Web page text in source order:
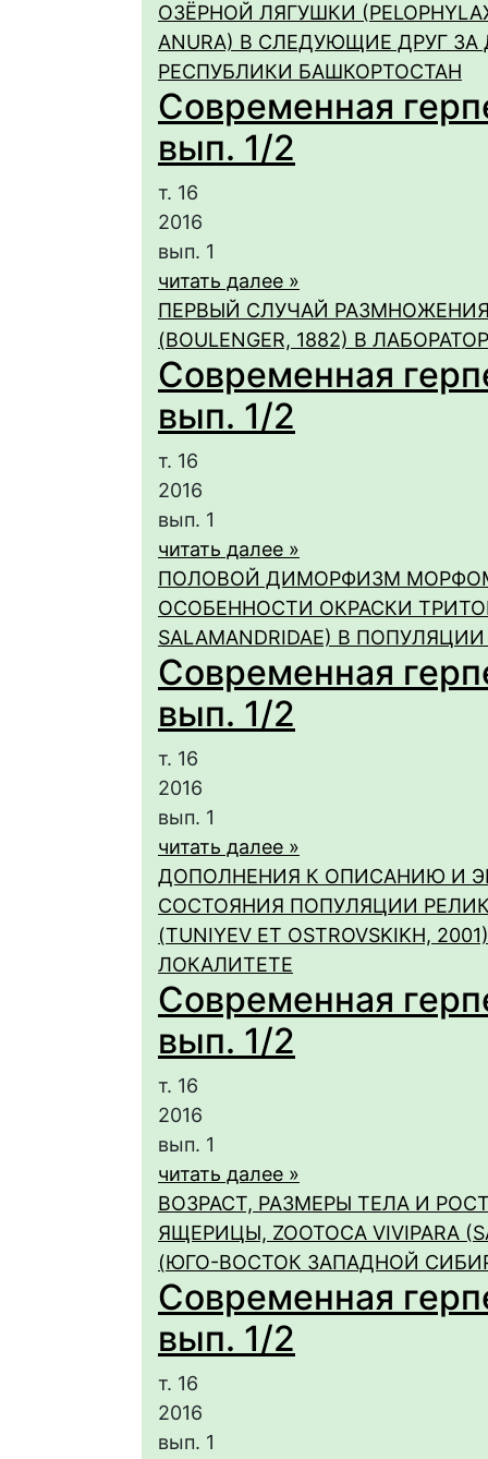
ОЗЁРНОЙ ЛЯГУШКИ (PELOPHYLAX
ANURA) В СЛЕДУЮЩИЕ ДРУГ
РЕСПУБЛИКИ БАШКОРТОСТАН
Современная
вып. 1/2
т. 16
2016
вып. 1
читать далее »
ПЕРВЫЙ СЛУЧАЙ РАЗМНОЖЕНИЯ
(BOULENGER, 1882) В
Современная
вып. 1/2
т. 16
2016
вып. 1
читать далее »
ПОЛОВОЙ ДИМОРФИЗМ
ОСОБЕННОСТИ ОКРАСКИ
SALAMANDRIDAE) В
Современная
вып. 1/2
т. 16
2016
вып. 1
читать далее »
ДОПОЛНЕНИЯ К ОПИСАНИЮ И
СОСТОЯНИЯ ПОПУЛЯЦИИ
(TUNIYEV ET OSTROVSKIKH,
ЛОКАЛИТЕТЕ
Современная
вып. 1/2
т. 16
2016
вып. 1
читать далее »
ВОЗРАСТ, РАЗМЕРЫ ТЕЛА И
ЯЩЕРИЦЫ, ZOOTOCA VIVIPARA
(ЮГО-ВОСТОК ЗАПАДНОЙ
Современная
вып. 1/2
т. 16
2016
вып. 1